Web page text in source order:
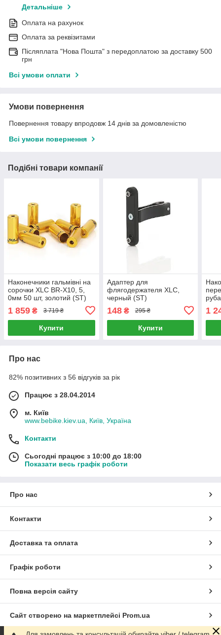
Детальніше
Оплата на рахунок
Оплата за реквізитами
Післяплата "Нова Пошта" з передоплатою за доставку 500
грн
Всі умови оплати
Умови повернення
Повернення товару впродовж 14 днів за домовленістю
Всі умови повернення
Подібні товари компанії
Наконечники гальмівні на
сорочки XLC BR-X10, 5,
0мм 50 шт, золотий (ST)
1 859 ₴ 3 719 ₴
Купити
Адаптер для
флягодержателя XLC,
черный (ST)
148₴ 295 ₴
Купити
(ST)
1
Про нас
82% позитивних з 56 відгуків за рік
Працює з 28.04.2014
м. Київ
www.bebike.kiev.ua, Київ, Україна
Контакти
Сьогодні працює з 10:00 до 18:00
Показати весь графік роботи
Про нас
Контакти
Доставка та оплата
Графік роботи
Повна версія сайту
Сайт створено на маркетплейсі Prom.ua